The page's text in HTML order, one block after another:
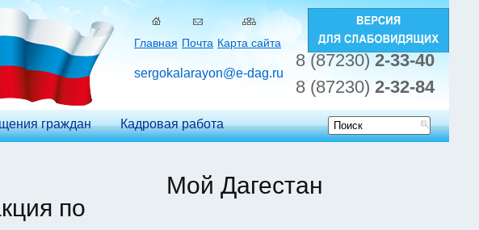
Главная Почта Карта сайта
sergokalarayon@e-dag.ru
8 (87230) 2-33-40
8 (87230) 2-32-84
граждан Кадровая работа
Форма
по
Мой Дагестан